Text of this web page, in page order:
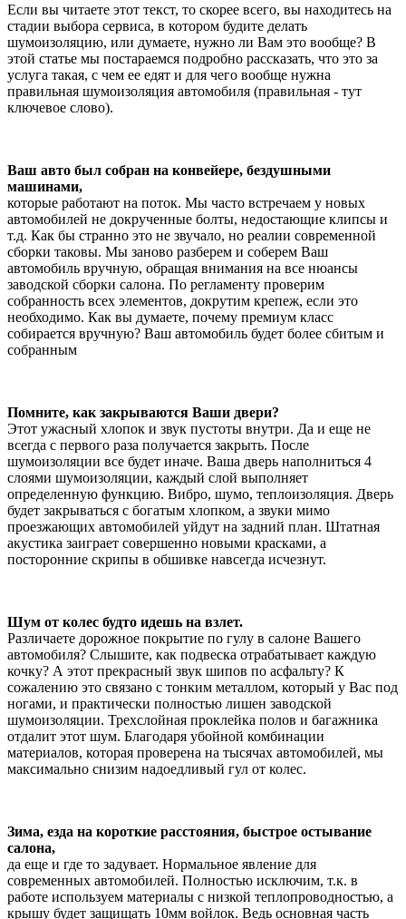
Если вы читаете этот текст, то скорее всего, вы находитесь на
стадии выбора сервиса, в котором будите делать
шумоизоляцию, или думаете, нужно ли Вам это вообще? В
этой статье мы постараемся подробно рассказать, что это за
услуга такая, с чем ее едят и для чего вообще нужна
правильная шумоизоляция автомобиля (правильная - тут
ключевое слово).
Ваш авто был собран на конвейере, бездушными
машинами,
которые работают на поток. Мы часто встречаем у новых
автомобилей не докрученные болты, недостающие клипсы и
т.д. Как бы странно это не звучало, но реалии современной
сборки таковы. Мы заново разберем и соберем Ваш
автомобиль вручную, обращая внимания на все нюансы
заводской сборки салона. По регламенту проверим
собранность всех элементов, докрутим крепеж, если это
необходимо. Как вы думаете, почему премиум класс
собирается вручную? Ваш автомобиль будет более сбитым и
собранным
Помните, как закрываются Ваши двери?
Этот ужасный хлопок и звук пустоты внутри. Да и еще не
всегда с первого раза получается закрыть. После
шумоизоляции все будет иначе. Ваша дверь наполниться 4
слоями шумоизоляции, каждый слой выполняет
определенную функцию. Вибро, шумо, теплоизоляция. Дверь
будет закрываться с богатым хлопком, а звуки мимо
проезжающих автомобилей уйдут на задний план. Штатная
акустика заиграет совершенно новыми красками, а
посторонние скрипы в обшивке навсегда исчезнут.
Шум от колес будто идешь на взлет.
Различаете дорожное покрытие по гулу в салоне Вашего
автомобиля? Слышите, как подвеска отрабатывает каждую
кочку? А этот прекрасный звук шипов по асфальту? К
сожалению это связано с тонким металлом, который у Вас под
ногами, и практически полностью лишен заводской
шумоизоляции. Трехслойная проклейка полов и багажника
отдалит этот шум. Благодаря убойной комбинации
материалов, которая проверена на тысячах автомобилей, мы
максимально снизим надоедливый гул от колес.
Зима, езда на короткие расстояния, быстрое остывание
салона,
да еще и где то задувает. Нормальное явление для
современных автомобилей. Полностью исключим, т.к. в
работе используем материалы с низкой теплопроводностью, а
крышу будет защищать 10мм войлок. Ведь основная часть